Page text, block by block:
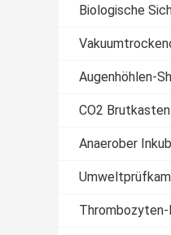
Biologische
Augenhöhlen-
CO2 Brutkasten
Anaerober